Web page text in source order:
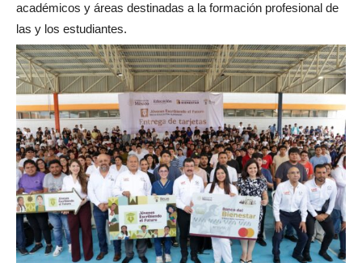
académicos y áreas destinadas a la formación profesional de
las y los estudiantes.